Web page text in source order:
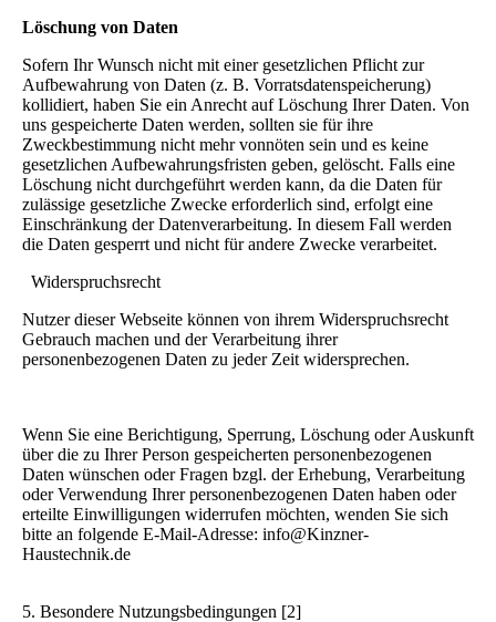
Löschung von Daten
Sofern Ihr Wunsch nicht mit einer gesetzlichen Pflicht zur
Aufbewahrung von Daten (z. B. Vorratsdatenspeicherung)
kollidiert, haben Sie ein Anrecht auf Löschung Ihrer Daten. Von
uns gespeicherte Daten werden, sollten sie für ihre
Zweckbestimmung nicht mehr vonnöten sein und es keine
gesetzlichen Aufbewahrungsfristen geben, gelöscht. Falls eine
Löschung nicht durchgeführt werden kann, da die Daten für
zulässige gesetzliche Zwecke erforderlich sind, erfolgt eine
Einschränkung der Datenverarbeitung. In diesem Fall werden
die Daten gesperrt und nicht für andere Zwecke verarbeitet.
Widerspruchsrecht
Nutzer dieser Webseite können von ihrem Widerspruchsrecht
Gebrauch machen und der Verarbeitung ihrer
personenbezogenen Daten zu jeder Zeit widersprechen.
Wenn Sie eine Berichtigung, Sperrung, Löschung oder Auskunft
über die zu Ihrer Person gespeicherten personenbezogenen
Daten wünschen oder Fragen bzgl. der Erhebung, Verarbeitung
oder Verwendung Ihrer personenbezogenen Daten haben oder
erteilte Einwilligungen widerrufen möchten, wenden Sie sich
bitte an folgende E-Mail-Adresse: info@Kinzner-
Haustechnik.de
5. Besondere Nutzungsbedingungen [2]